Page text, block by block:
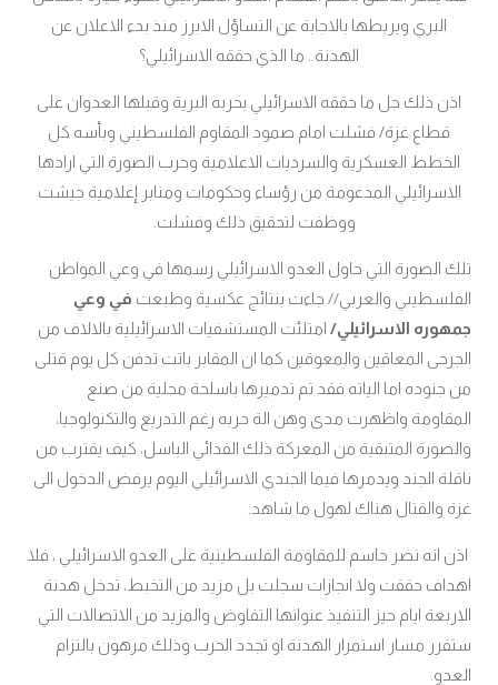
البري ويربطها بالاجابة عن التساؤل الابرز منذ بدء الاعلان عن
الهدنة.. ما الذي حققه الاسرائيلي؟
اذن ذلك جل ما حققه الاسرائيلي بحربه البرية وقبلها العدوان على
قطاع غزة/ فشلت امام صمود المقاوم الفلسطيني وبأسه كل
الخطط العسكرية والسرديات الاعلامية وحرب الصورة التي ارادها
الاسرائيلي المدعومة من رؤساء وحكومات ومنابر إعلامية جيشت
ووظفت لتحقيق ذلك وفشلت.
تلك الصورة التي حاول العدو الاسرائيلي رسمها في وعي المواطن
الفلسطيني والعربي// جاءت بنتائج عكسية وطبعت في وعي
جمهوره الاسرائيلي/ امتلئت المستشفيات الاسرائيلية بالالاف من
الجرحى المعاقين والمعوقين كما ان المقابر باتت تدفن كل يوم قتلى
من جنوده اما الياته فقد تم تدميرها باسلحة محلية من صنع
المقاومة واظهرت مدى وهن الة حربه رغم التدريع والتكنولوجيا،
والصورة المتبقية من المعركة ذلك الفدائي الباسل، كيف يقترب من
ناقلة الجند ويدمرها فيما الجندي الاسرائيلي اليوم يرفض الدخول الى
غزة والقتال هناك لهول ما شاهد.
اذن انه نصر حاسم للمقاومة الفلسطينية على العدو الاسرائيلي ، فلا
اهداف حققت ولا انجازات سجلت بل مزيد من التخبط، تدخل هدنة
الاربعة ايام حيز التنفيذ عنوانها التفاوض والمزيد من الاتصالات التي
ستقرر مسار استمرار الهدنة او تجدد الحرب وذلك مرهون بالتزام
العدو.